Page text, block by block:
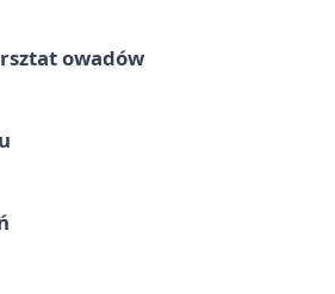
owadów